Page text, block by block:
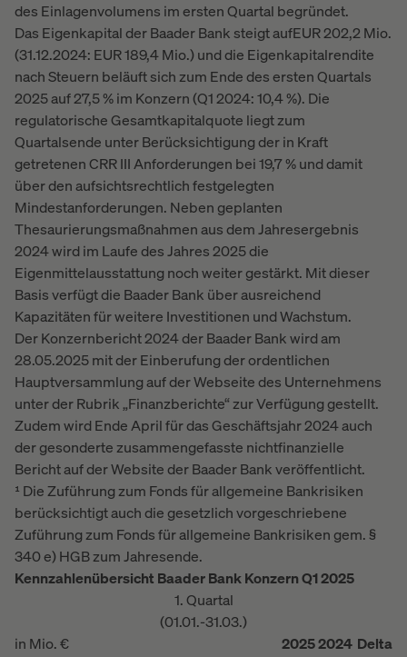
des Einlagenvolumens im ersten Quartal begründet.
Das Eigenkapital der Baader Bank steigt aufEUR 202,2 Mio.
(31.12.2024: EUR 189,4 Mio.) und die Eigenkapitalrendite
nach Steuern beläuft sich zum Ende des ersten Quartals
2025 auf 27,5 % im Konzern (Q1 2024: 10,4 %). Die
regulatorische Gesamtkapitalquote liegt zum
Quartalsende unter Berücksichtigung der in Kraft
getretenen CRR III Anforderungen bei 19,7 % und damit
über den aufsichtsrechtlich festgelegten
Mindestanforderungen. Neben geplanten
Thesaurierungsmaßnahmen aus dem Jahresergebnis
2024 wird im Laufe des Jahres 2025 die
Eigenmittelausstattung noch weiter gestärkt. Mit dieser
Basis verfügt die Baader Bank über ausreichend
Kapazitäten für weitere Investitionen und Wachstum.
Der Konzernbericht 2024 der Baader Bank wird am
28.05.2025 mit der Einberufung der ordentlichen
Hauptversammlung auf der Webseite des Unternehmens
unter der Rubrik „Finanzberichte“ zur Verfügung gestellt.
Zudem wird Ende April für das Geschäftsjahr 2024 auch
der gesonderte zusammengefasste nichtfinanzielle
Bericht auf der Website der Baader Bank veröffentlicht.
¹ Die Zuführung zum Fonds für allgemeine Bankrisiken
berücksichtigt auch die gesetzlich vorgeschriebene
Zuführung zum Fonds für allgemeine Bankrisiken gem. §
340 e) HGB zum Jahresende.
Kennzahlenübersicht Baader Bank Konzern Q1 2025
1. Quartal
(01.01.-31.03.)
in Mio. €
20252024 Delta